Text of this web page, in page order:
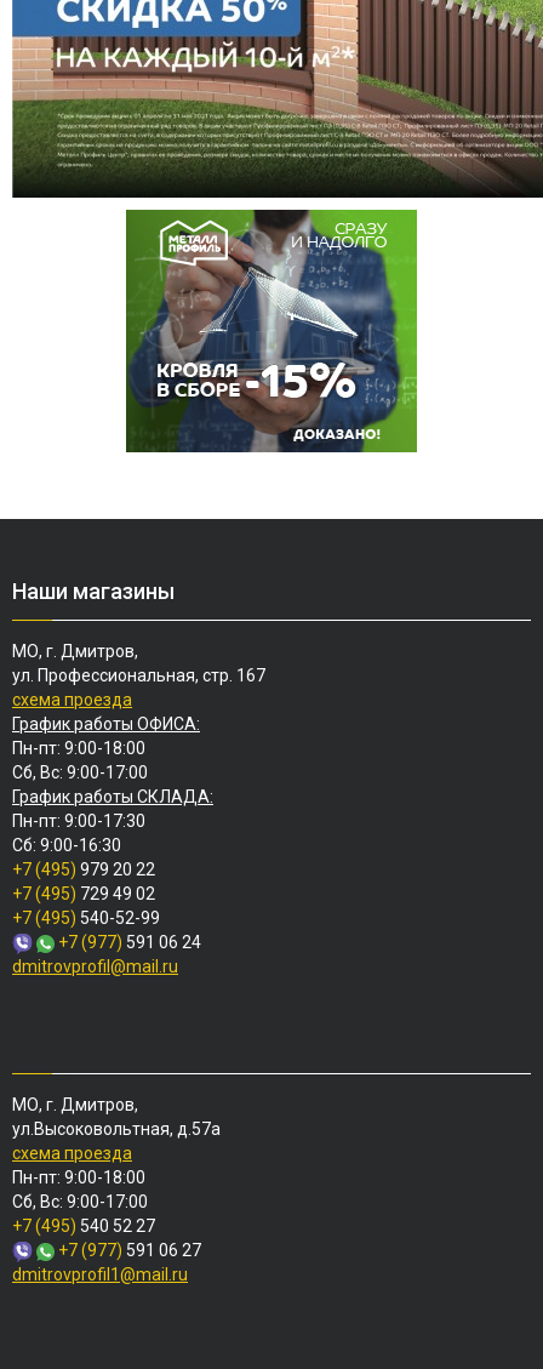
Наши магазины
МО, г. Дмитров,
ул. Профессиональная, стр. 167
схема проезда
График работы ОФИСА:
Пн-пт: 9:00-18:00
Сб, Вс: 9:00-17:00
График работы СКЛАДА:
Пн-пт: 9:00-17:30
Сб: 9:00-16:30
+7 (495) 979 20 22
+7 (495) 729 49 02
+7 (495) 540-52-99
+7 (977) 591 06 24
dmitrovprofil@mail.ru
МО, г. Дмитров,
ул.Высоковольтная, д.57а
схема проезда
Пн-пт: 9:00-18:00
Сб, Вс: 9:00-17:00
+7 (495) 540 52 27
+7 (977) 591 06 27
dmitrovprofil1@mail.ru